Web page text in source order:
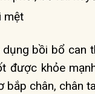
mệt
bồi bổ can
được khỏe
chân, chân